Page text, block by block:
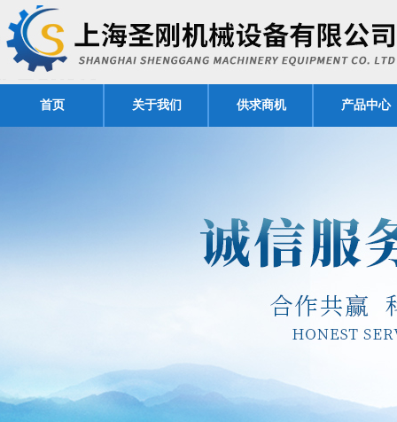
首页 关于我们 供求商机 产品中心